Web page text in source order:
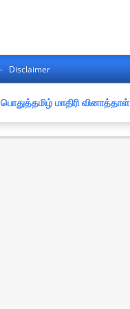
Disclaimer
பொதுத்தமிழ் மாதிரி வினாத்தாள்